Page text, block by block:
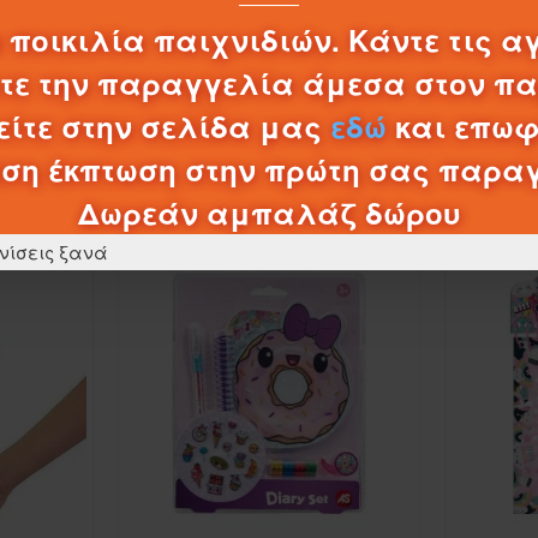
παιχνιδιών. Κάντε τις
την παραγγελία άμεσα στον
στην σελίδα μας εδώ και
έκπτωση στην πρώτη σας
Δωρεάν αμπαλάζ δώρου
ξανά
ΚΑΛΆΘΙ
ΠΡΟΪΌΝΤΑ ΚΑΤΗΓΟΡΊΑΣ